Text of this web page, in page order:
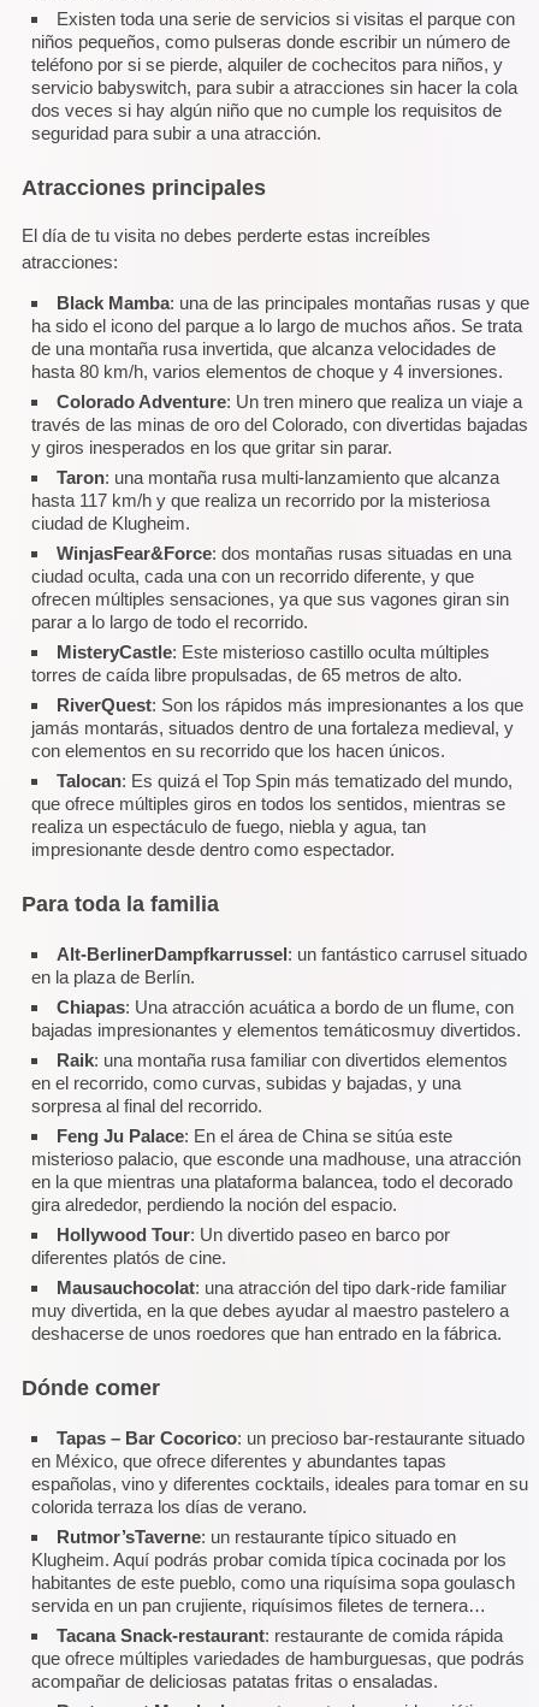
Existen toda una serie de servicios si visitas el parque con
niños pequeños, como pulseras donde escribir un número de
teléfono por si se pierde, alquiler de cochecitos para niños, y
servicio babyswitch, para subir a atracciones sin hacer la cola
dos veces si hay algún niño que no cumple los requisitos de
seguridad para subir a una atracción.
Atracciones principales
El día de tu visita no debes perderte estas increíbles
atracciones:
Black Mamba: una de las principales montañas rusas y que
ha sido el icono del parque a lo largo de muchos años. Se trata
de una montaña rusa invertida, que alcanza velocidades de
hasta 80 km/h, varios elementos de choque y 4 inversiones.
Colorado Adventure: Un tren minero que realiza un viaje a
través de las minas de oro del Colorado, con divertidas bajadas
y giros inesperados en los que gritar sin parar.
Taron: una montaña rusa multi-lanzamiento que alcanza
hasta 117 km/h y que realiza un recorrido por la misteriosa
ciudad de Klugheim.
WinjasFear&Force: dos montañas rusas situadas en una
ciudad oculta, cada una con un recorrido diferente, y que
ofrecen múltiples sensaciones, ya que sus vagones giran sin
parar a lo largo de todo el recorrido.
MisteryCastle: Este misterioso castillo oculta múltiples
torres de caída libre propulsadas, de 65 metros de alto.
RiverQuest: Son los rápidos más impresionantes a los que
jamás montarás, situados dentro de una fortaleza medieval, y
con elementos en su recorrido que los hacen únicos.
Talocan: Es quizá el Top Spin más tematizado del mundo,
que ofrece múltiples giros en todos los sentidos, mientras se
realiza un espectáculo de fuego, niebla y agua, tan
impresionante desde dentro como espectador.
Para toda la familia
Alt-BerlinerDampfkarrussel: un fantástico carrusel situado
en la plaza de Berlín.
Chiapas: Una atracción acuática a bordo de un flume, con
bajadas impresionantes y elementos temáticosmuy divertidos.
Raik: una montaña rusa familiar con divertidos elementos
en el recorrido, como curvas, subidas y bajadas, y una
sorpresa al final del recorrido.
Feng Ju Palace: En el área de China se sitúa este
misterioso palacio, que esconde una madhouse, una atracción
en la que mientras una plataforma balancea, todo el decorado
gira alrededor, perdiendo la noción del espacio.
Hollywood Tour: Un divertido paseo en barco por
diferentes platós de cine.
Mausauchocolat: una atracción del tipo dark-ride familiar
muy divertida, en la que debes ayudar al maestro pastelero a
deshacerse de unos roedores que han entrado en la fábrica.
Dónde comer
Tapas – Bar Cocorico: un precioso bar-restaurante situado
en México, que ofrece diferentes y abundantes tapas
españolas, vino y diferentes cocktails, ideales para tomar en su
colorida terraza los días de verano.
Rutmor’sTaverne: un restaurante típico situado en
Klugheim. Aquí podrás probar comida típica cocinada por los
habitantes de este pueblo, como una riquísima sopa goulasch
servida en un pan crujiente, riquísimos filetes de ternera…
Tacana Snack-restaurant: restaurante de comida rápida
que ofrece múltiples variedades de hamburguesas, que podrás
acompañar de deliciosas patatas fritas o ensaladas.